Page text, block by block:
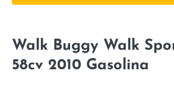
Walk Buggy Walk
58cv 2010 Gasolina